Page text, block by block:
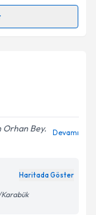
takvimi talebi
için bir
Aydınlatma
belirtilen
Orhan Bey.
Devamı
Haritada Göster
Karabük